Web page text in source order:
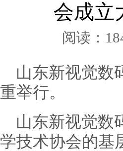
会成立
阅读：
山东新视觉数
重举行。
山东新视觉数
学技术协会的基